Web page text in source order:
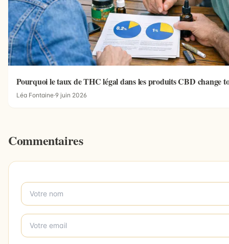
Pourquoi le taux de THC légal dans les produits CBD change
Léa Fontaine·9 juin 2026
Commentaires